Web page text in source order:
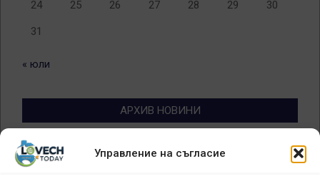
Управление на съгласие
24 25 26 27 28 29 30
31
« юли
АРХИВ НОВИНИ
Архив
новини